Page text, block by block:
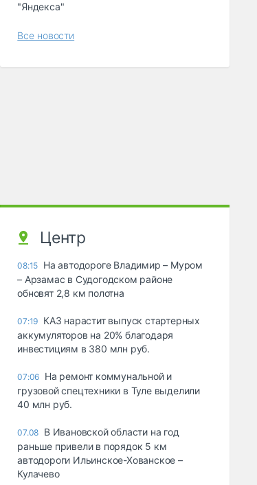
"Яндекса"
Все новости
Центр
08:15 На автодороге Владимир – Муром
– Арзамас в Судогодском районе
обновят 2,8 км полотна
07:19 КАЗ нарастит выпуск стартерных
аккумуляторов на 20% благодаря
инвестициям в 380 млн руб.
07:06 На ремонт коммунальной и
грузовой спецтехники в Туле выделили
40 млн руб.
07.08 В Ивановской области на год
раньше привели в порядок 5 км
автодороги Ильинское-Хованское –
Кулачево